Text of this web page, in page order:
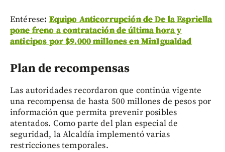
Entérese: Equipo Anticorrupción de De la Espriella
pone freno a contratación de última hora y
anticipos por $9.000 millones en MinIgualdad
Plan de recompensas
Las autoridades recordaron que continúa vigente
una recompensa de hasta 500 millones de pesos por
información que permita prevenir posibles
atentados. Como parte del plan especial de
seguridad, la Alcaldía implementó varias
restricciones temporales.